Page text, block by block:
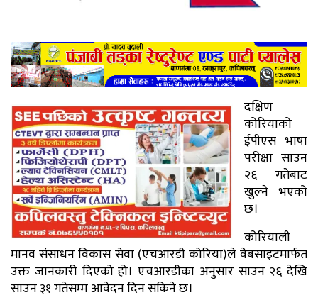
दक्षिण
कोरियाको
ईपीएस भाषा
परीक्षा साउन
२६ गतेबाट
खुल्ने भएको
छ।
कोरियाली
मानव संसाधन विकास सेवा (एचआरडी कोरिया)ले वेबसाइटमार्फत
उक्त जानकारी दिएको हो। एचआरडीका अनुसार साउन २६ देखि
साउन ३१ गतेसम्म आवेदन दिन सकिने छ।